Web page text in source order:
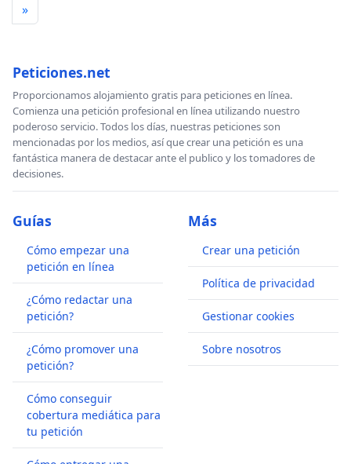
»
Peticiones.net
Proporcionamos alojamiento gratis para peticiones en línea.
Comienza una petición profesional en línea utilizando nuestro
poderoso servicio. Todos los días, nuestras peticiones son
mencionadas por los medios, así que crear una petición es una
fantástica manera de destacar ante el publico y los tomadores de
decisiones.
Guías
Cómo empezar una
petición en línea
¿Cómo redactar una
petición?
¿Cómo promover una
petición?
Cómo conseguir
cobertura mediática para
tu petición
Más
Crear una petición
Política de privacidad
Gestionar cookies
Sobre nosotros